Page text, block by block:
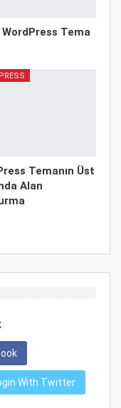
WordPress Tema
Temanın Üst
Alan
With Twitter